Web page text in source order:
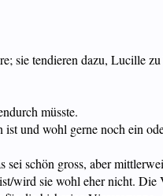
sie tendieren dazu, Lucille
müsste.
und wohl gerne noch ein
schön gross, aber
wird sie wohl eher nicht. Die